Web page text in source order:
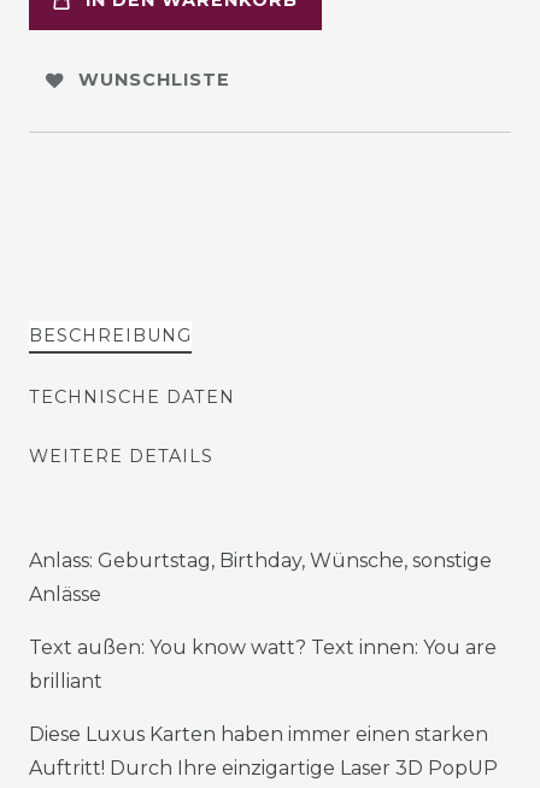
WUNSCHLISTE
BESCHREIBUNG
TECHNISCHE DATEN
WEITERE DETAILS
Anlass: Geburtstag, Birthday, Wünsche, sonstige
Anlässe
Text außen: You know watt? Text innen: You are
brilliant
Diese Luxus Karten haben immer einen starken
Auftritt! Durch Ihre einzigartige Laser 3D PopUP